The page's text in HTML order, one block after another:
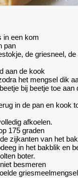
in een kom
pan
de griesneel,
aan de kook
het mengsel dik
bij beetje toe aan
in de pan en kook
afkoelen.
175 graden
zijkanten van het
in het bakblik en
boter.
besmeren